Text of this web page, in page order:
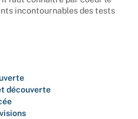
incontournables des tests
découverte